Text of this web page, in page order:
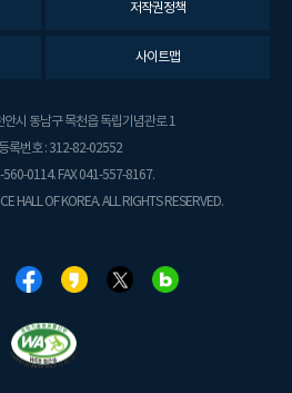
저작권정책
사이트맵
시 동남구 목천읍 독립기념관로 1
록번호 : 312-82-02552
560-0114. FAX 041-557-8167.
HALL OF KOREA. ALL RIGHTS RESERVED.